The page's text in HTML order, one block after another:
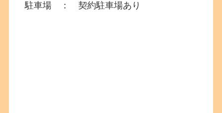
駐車場 ： 契約駐車場あり